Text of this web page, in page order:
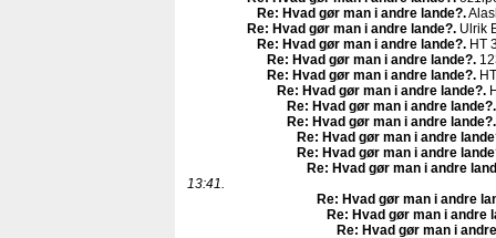
Re: Hvad gør man i andre lande?.
Re: Hvad gør man i andre lande?. Ulrik
Re: Hvad gør man i andre lande?. HT
Re: Hvad gør man i andre lande?.
Re: Hvad gør man i andre lande?.
Re: Hvad gør man i andre lande?.
Re: Hvad gør man i andre lande?.
Re: Hvad gør man i andre lande?.
Re: Hvad gør man i andre
Re: Hvad gør man i andre
Re: Hvad gør man i andre
13:41.
Re: Hvad gør man i andre
Re: Hvad gør man i andre
Re: Hvad gør man i